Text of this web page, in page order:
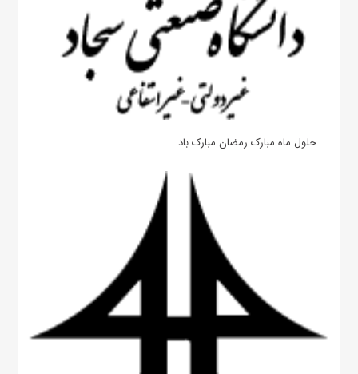
حلول ماه مبارک رمضان مبارک باد.